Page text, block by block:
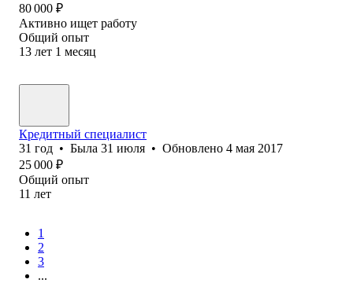
80 000 ₽
Активно ищет работу
Общий опыт
13 лет 1 месяц
Кредитный специалист
31 год • Была 31 июля • Обновлено 4 мая 2017
25 000 ₽
Общий опыт
11 лет
1
2
3
...